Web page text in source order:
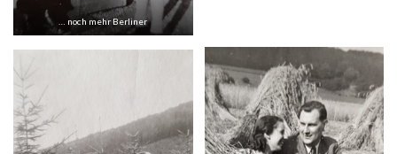
… noch mehr Berliner